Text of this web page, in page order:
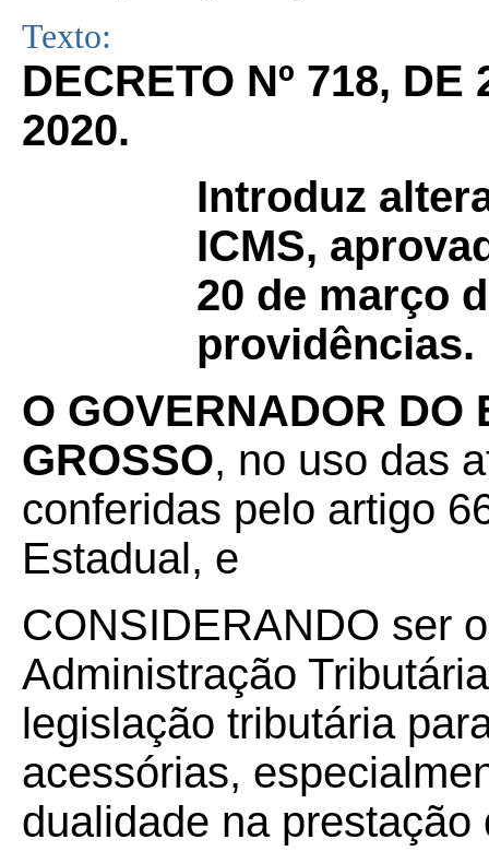
Texto:
DECRETO Nº 718,
2020.
Introduz
ICMS,
20 de março
providências.
O GOVERNADOR DO
GROSSO, no uso das
conferidas pelo artigo
Estadual, e
CONSIDERANDO ser
Administração
legislação tributária
acessórias,
dualidade na prestação